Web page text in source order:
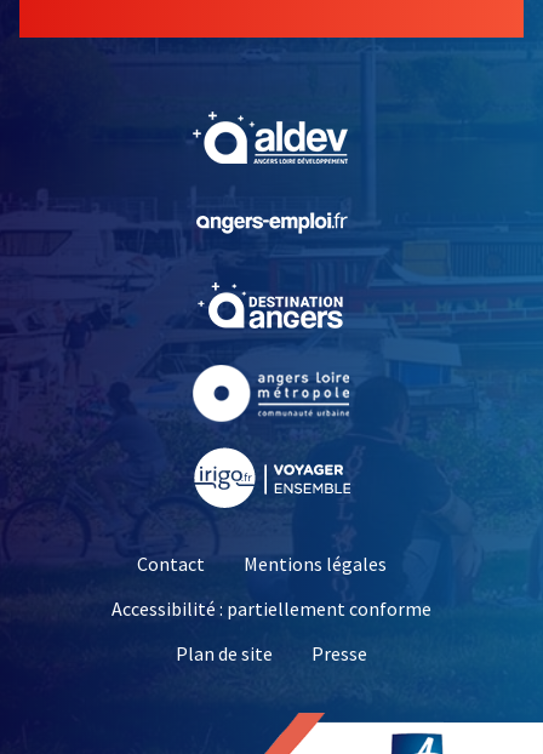
, Ouvre une nouvelle
, Ouvre une nouvelle
Contact
Mentions légales
Accessibilité : partiellement conforme
Plan de site
Presse